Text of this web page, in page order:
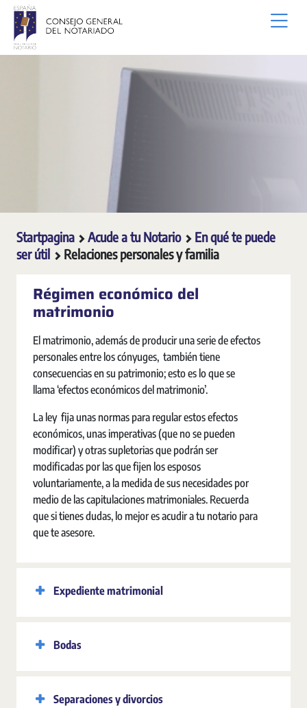
Overslaan en naar hoofdinhoud gaan
Startpagina Acude a tu Notario
En qué te puede
ser útil
Relaciones personales y familia
Régimen económico del
matrimonio
El matrimonio, además de producir una serie de efectos
personales entre los cónyuges, también tiene
consecuencias en su patrimonio; esto es lo que se
llama ‘efectos económicos del matrimonio’.
La ley fija unas normas para regular estos efectos
económicos, unas imperativas (que no se pueden
modificar) y otras supletorias que podrán ser
modificadas por las que fijen los esposos
voluntariamente, a la medida de sus necesidades por
medio de las capitulaciones matrimoniales. Recuerda
que si tienes dudas, lo mejor es acudir a tu notario para
que te asesore.
Expediente matrimonial
Bodas
Separaciones y divorcios